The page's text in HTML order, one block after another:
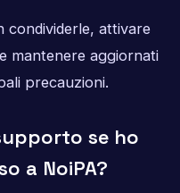
condividerle, attivare
mantenere aggiornati
precauzioni.
se ho
a NoiPA?